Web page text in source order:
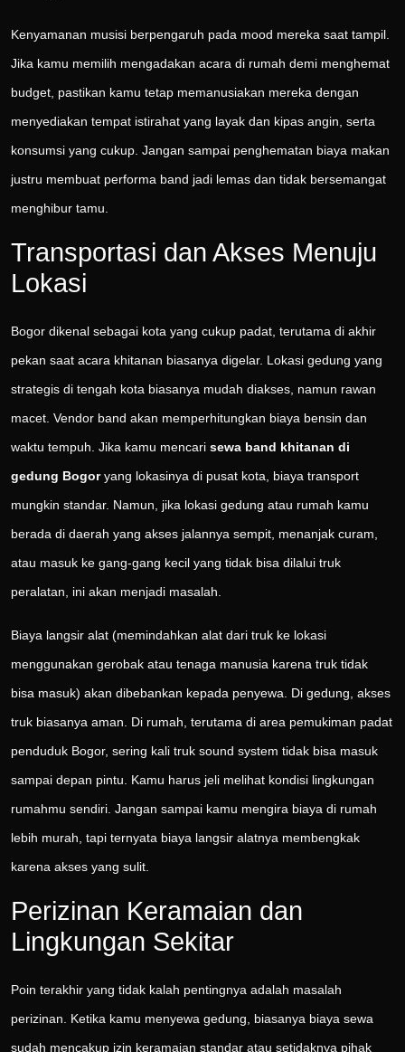
Kenyamanan musisi berpengaruh pada mood mereka saat tampil.
Jika kamu memilih mengadakan acara di rumah demi menghemat
budget, pastikan kamu tetap memanusiakan mereka dengan
menyediakan tempat istirahat yang layak dan kipas angin, serta
konsumsi yang cukup. Jangan sampai penghematan biaya makan
justru membuat performa band jadi lemas dan tidak bersemangat
menghibur tamu.
Transportasi dan Akses Menuju
Lokasi
Bogor dikenal sebagai kota yang cukup padat, terutama di akhir
pekan saat acara khitanan biasanya digelar. Lokasi gedung yang
strategis di tengah kota biasanya mudah diakses, namun rawan
macet. Vendor band akan memperhitungkan biaya bensin dan
waktu tempuh. Jika kamu mencari sewa band khitanan di
gedung Bogoryang lokasinya di pusat kota, biaya transport
mungkin standar. Namun, jika lokasi gedung atau rumah kamu
berada di daerah yang akses jalannya sempit, menanjak curam,
atau masuk ke gang-gang kecil yang tidak bisa dilalui truk
peralatan, ini akan menjadi masalah.
Biaya langsir alat (memindahkan alat dari truk ke lokasi
menggunakan gerobak atau tenaga manusia karena truk tidak
bisa masuk) akan dibebankan kepada penyewa. Di gedung, akses
truk biasanya aman. Di rumah, terutama di area pemukiman padat
penduduk Bogor, sering kali truk sound system tidak bisa masuk
sampai depan pintu. Kamu harus jeli melihat kondisi lingkungan
rumahmu sendiri. Jangan sampai kamu mengira biaya di rumah
lebih murah, tapi ternyata biaya langsir alatnya membengkak
karena akses yang sulit.
Perizinan Keramaian dan
Lingkungan Sekitar
Poin terakhir yang tidak kalah pentingnya adalah masalah
perizinan. Ketika kamu menyewa gedung, biasanya biaya sewa
sudah mencakup izin keramaian standar atau setidaknya pihak